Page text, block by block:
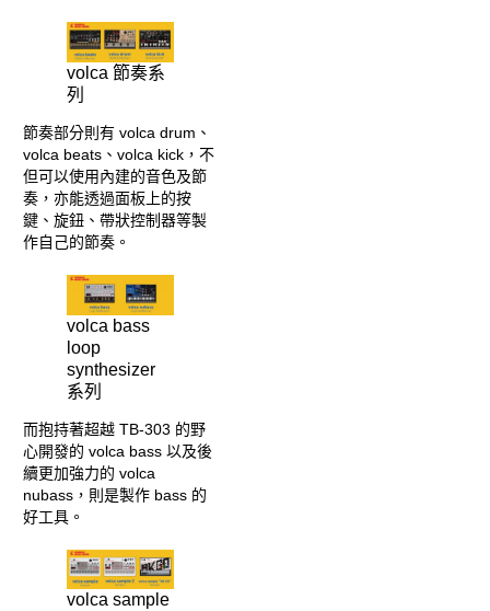
volca 節奏系
列
節奏部分則有 volca drum、
volca beats、volca kick，不
但可以使用內建的音色及節
奏，亦能透過面板上的按
鍵、旋鈕、帶狀控制器等製
作自己的節奏。
volca bass
loop
synthesizer
系列
而抱持著超越 TB-303 的野
心開發的 volca bass 以及後
續更加強力的 volca
nubass，則是製作 bass 的
好工具。
volca sample